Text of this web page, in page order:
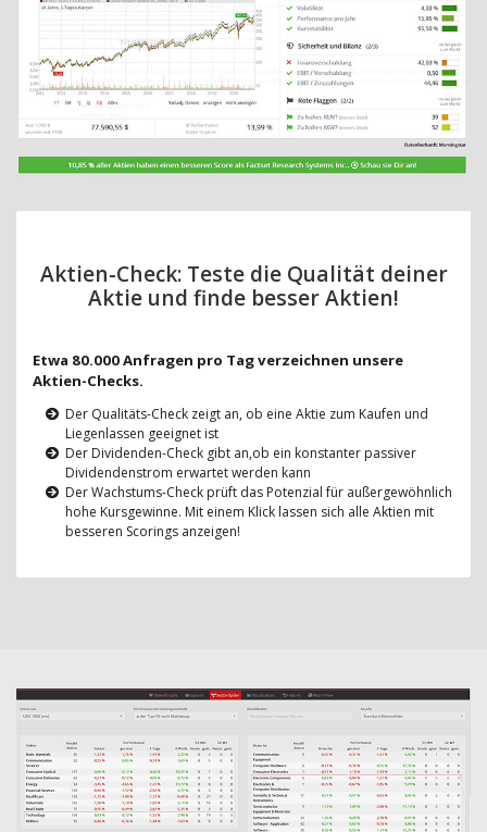
Aktien-Check: Teste die Qualität deiner
Aktie und finde besser Aktien!
Etwa 80.000 Anfragen pro Tag verzeichnen unsere
Aktien-Checks.
Der Qualitäts-Check zeigt an, ob eine Aktie zum Kaufen und
Liegenlassen geeignet ist
Der Dividenden-Check gibt an,ob ein konstanter passiver
Dividendenstrom erwartet werden kann
Der Wachstums-Check prüft das Potenzial für außergewöhnlich
hohe Kursgewinne. Mit einem Klick lassen sich alle Aktien mit
besseren Scorings anzeigen!